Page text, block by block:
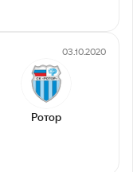
03.10.2020
Ротор